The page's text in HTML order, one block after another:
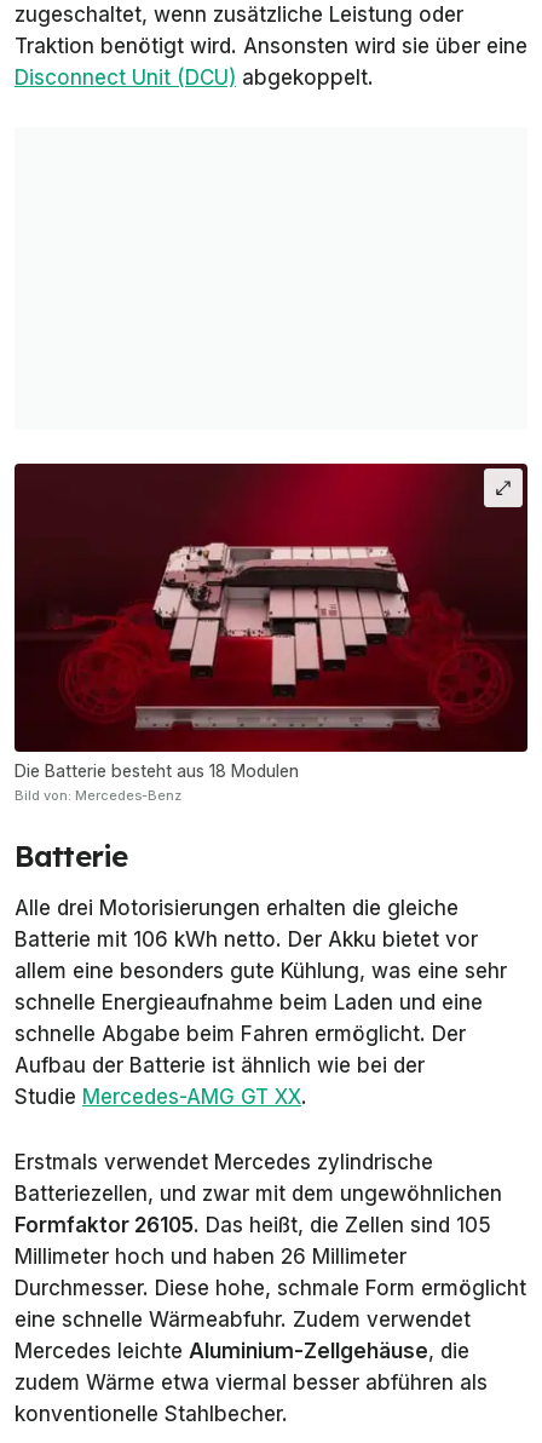
zugeschaltet, wenn zusätzliche Leistung oder
Traktion benötigt wird. Ansonsten wird sie über eine
Disconnect Unit (DCU) abgekoppelt.
Die Batterie besteht aus 18 Modulen
Bild von: Mercedes-Benz
Batterie
Alle drei Motorisierungen erhalten die gleiche
Batterie mit 106 kWh netto. Der Akku bietet vor
allem eine besonders gute Kühlung, was eine sehr
schnelle Energieaufnahme beim Laden und eine
schnelle Abgabe beim Fahren ermöglicht. Der
Aufbau der Batterie ist ähnlich wie bei der
Studie Mercedes-AMG GT XX.
Erstmals verwendet Mercedes zylindrische
Batteriezellen, und zwar mit dem ungewöhnlichen
Formfaktor 26105. Das heißt, die Zellen sind 105
Millimeter hoch und haben 26 Millimeter
Durchmesser. Diese hohe, schmale Form ermöglicht
eine schnelle Wärmeabfuhr. Zudem verwendet
Mercedes leichte Aluminium-Zellgehäuse, die
zudem Wärme etwa viermal besser abführen als
konventionelle Stahlbecher.